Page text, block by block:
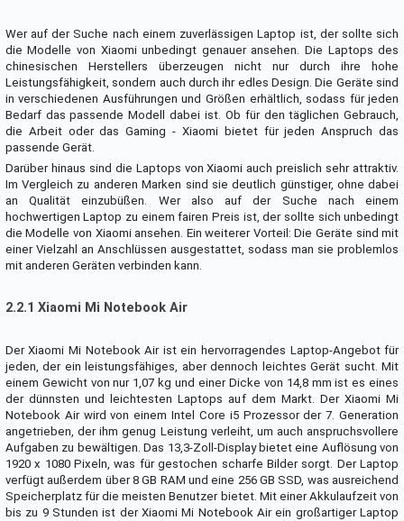
Wer auf der Suche nach einem zuverlässigen Laptop ist, der sollte sich
die Modelle von Xiaomi unbedingt genauer ansehen. Die Laptops des
chinesischen Herstellers überzeugen nicht nur durch ihre hohe
Leistungsfähigkeit, sondern auch durch ihr edles Design. Die Geräte sind
in verschiedenen Ausführungen und Größen erhältlich, sodass für jeden
Bedarf das passende Modell dabei ist. Ob für den täglichen Gebrauch,
die Arbeit oder das Gaming - Xiaomi bietet für jeden Anspruch das
passende Gerät.
Darüber hinaus sind die Laptops von Xiaomi auch preislich sehr attraktiv.
Im Vergleich zu anderen Marken sind sie deutlich günstiger, ohne dabei
an Qualität einzubüßen. Wer also auf der Suche nach einem
hochwertigen Laptop zu einem fairen Preis ist, der sollte sich unbedingt
die Modelle von Xiaomi ansehen. Ein weiterer Vorteil: Die Geräte sind mit
einer Vielzahl an Anschlüssen ausgestattet, sodass man sie problemlos
mit anderen Geräten verbinden kann.
2.2.1 Xiaomi Mi Notebook Air
Der Xiaomi Mi Notebook Air ist ein hervorragendes Laptop-Angebot für
jeden, der ein leistungsfähiges, aber dennoch leichtes Gerät sucht. Mit
einem Gewicht von nur 1,07 kg und einer Dicke von 14,8 mm ist es eines
der dünnsten und leichtesten Laptops auf dem Markt. Der Xiaomi Mi
Notebook Air wird von einem Intel Core i5 Prozessor der 7. Generation
angetrieben, der ihm genug Leistung verleiht, um auch anspruchsvollere
Aufgaben zu bewältigen. Das 13,3-Zoll-Display bietet eine Auflösung von
1920 x 1080 Pixeln, was für gestochen scharfe Bilder sorgt. Der Laptop
verfügt außerdem über 8 GB RAM und eine 256 GB SSD, was ausreichend
Speicherplatz für die meisten Benutzer bietet. Mit einer Akkulaufzeit von
bis zu 9 Stunden ist der Xiaomi Mi Notebook Air ein großartiger Laptop